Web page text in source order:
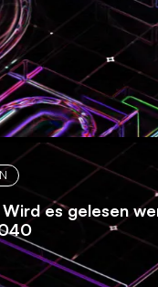
es gelesen